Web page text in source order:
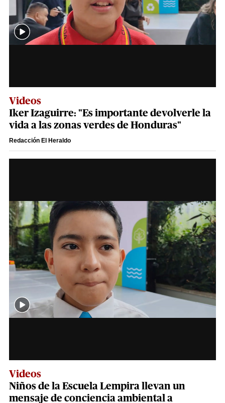
Videos
Iker Izaguirre: "Es importante devolverle la
vida a las zonas verdes de Honduras"
Redacción El Heraldo
Videos
Niños de la Escuela Lempira llevan un
mensaje de conciencia ambiental a